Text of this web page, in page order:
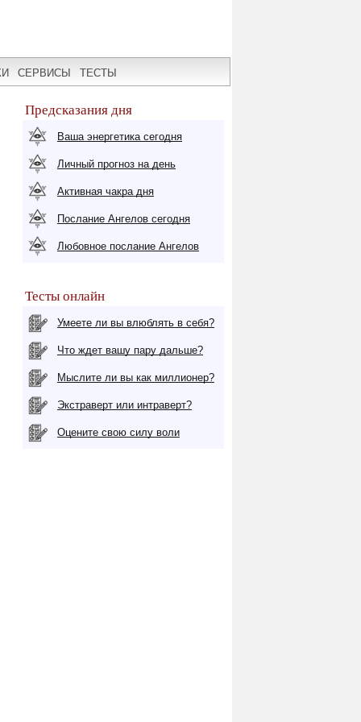
СЕРВИСЫ ТЕСТЫ
Предсказания дня
Ваша энергетика сегодня
Личный прогноз на день
Активная чакра дня
Послание Ангелов сегодня
Любовное послание Ангелов
Тесты онлайн
Умеете ли вы влюблять в себя?
Что ждет вашу пару дальше?
Мыслите ли вы как миллионер?
Экстраверт или интраверт?
Оцените свою силу воли